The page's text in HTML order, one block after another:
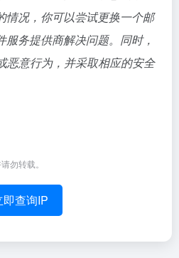
情况，你可以尝试更换一个邮
务提供商解决问题。同时，
恶意行为，并采取相应的安全
勿转载。
即查询IP